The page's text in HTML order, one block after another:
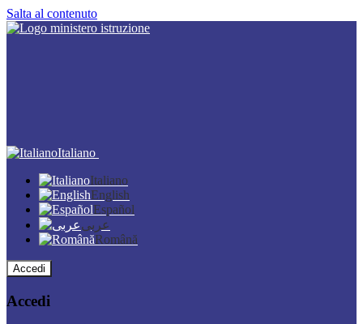
Salta al contenuto
Italiano
Italiano
English
Español
عربى
Română
Accedi
Accedi